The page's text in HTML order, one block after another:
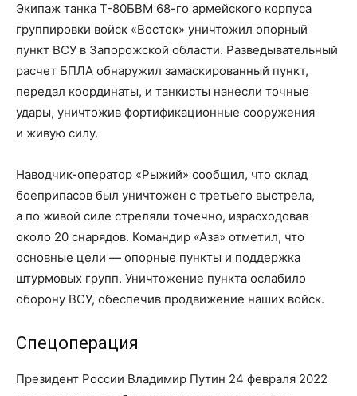
Экипаж танка Т-80БВМ 68-го армейского корпуса
группировки войск «Восток» уничтожил опорный
пункт ВСУ в Запорожской области. Разведывательный
расчет БПЛА обнаружил замаскированный пункт,
передал координаты, и танкисты нанесли точные
удары, уничтожив фортификационные сооружения
и живую силу.
Наводчик-оператор «Рыжий» сообщил, что склад
боеприпасов был уничтожен с третьего выстрела,
а по живой силе стреляли точечно, израсходовав
около 20 снарядов. Командир «Аза» отметил, что
основные цели — опорные пункты и поддержка
штурмовых групп. Уничтожение пункта ослабило
оборону ВСУ, обеспечив продвижение наших войск.
Спецоперация
Президент России Владимир Путин 24 февраля 2022